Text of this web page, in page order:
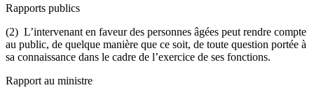
Rapports publics
(2) L’intervenant en faveur des personnes âgées peut rendre compte
au public, de quelque manière que ce soit, de toute question portée à
sa connaissance dans le cadre de l’exercice de ses fonctions.
Rapport au ministre